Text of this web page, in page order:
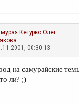
Кетурко Олег
00:30:13
на самурайские
ли? ;)